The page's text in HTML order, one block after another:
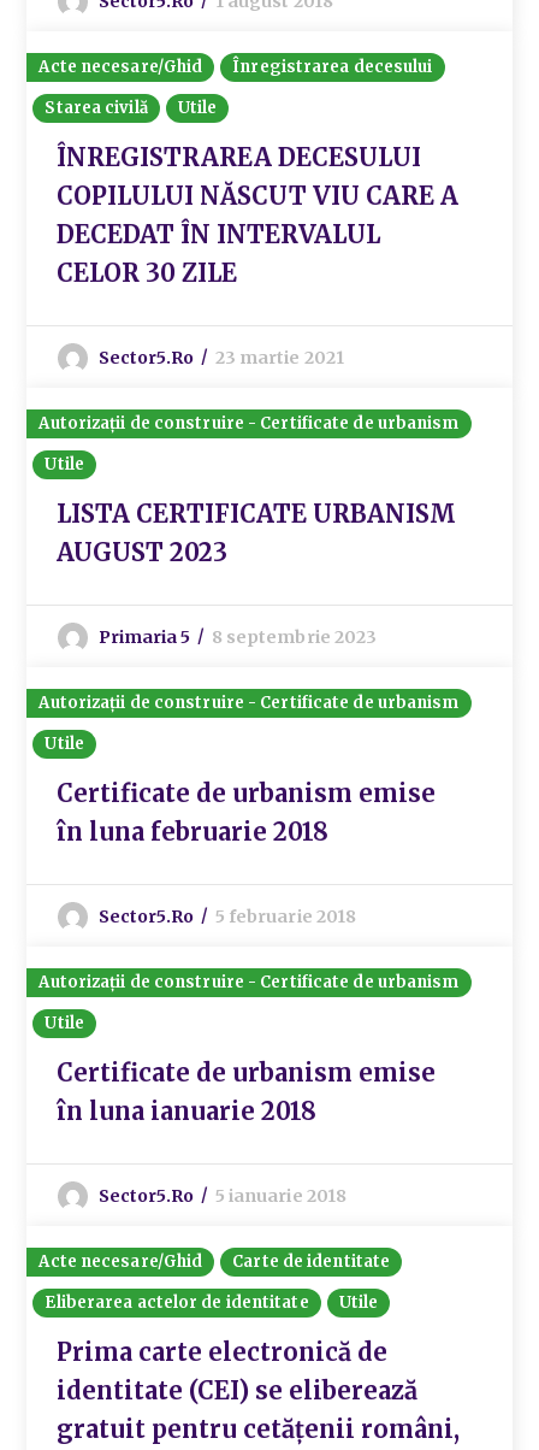
Acte necesare/Ghid
Înregistrarea decesului
Starea civilă
Utile
ÎNREGISTRAREA DECESULUI
COPILULUI NĂSCUT VIU CARE A
DECEDAT ÎN INTERVALUL
CELOR 30 ZILE
Sector5.ro 23 martie 2021
Autorizații de construire - Certificate de urbanism
Utile
LISTA CERTIFICATE URBANISM
AUGUST 2023
Primaria 5 8 septembrie 2023
Autorizații de construire - Certificate de urbanism
Utile
Certificate de urbanism emise
în luna februarie 2018
Sector5.ro 5 februarie 2018
Autorizații de construire - Certificate de urbanism
Utile
Certificate de urbanism emise
în luna ianuarie 2018
Sector5.ro 5 ianuarie 2018
Acte necesare/Ghid
Carte de identitate
Eliberarea actelor de identitate
Utile
Prima carte electronică de
identitate (CEI) se eliberează
gratuit pentru cetățenii români,